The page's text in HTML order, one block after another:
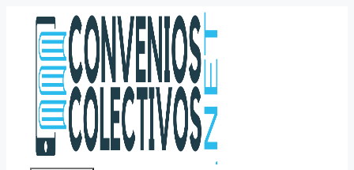
contenido